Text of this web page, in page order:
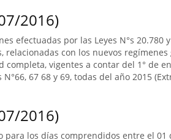
2016)
efectuadas por las Leyes N°s 20.780
relacionadas con los nuevos
completa, vigentes a contar del 1° de
N°66, 67 68 y 69, todas del año 2015
2016)
para los días comprendidos entre el 01